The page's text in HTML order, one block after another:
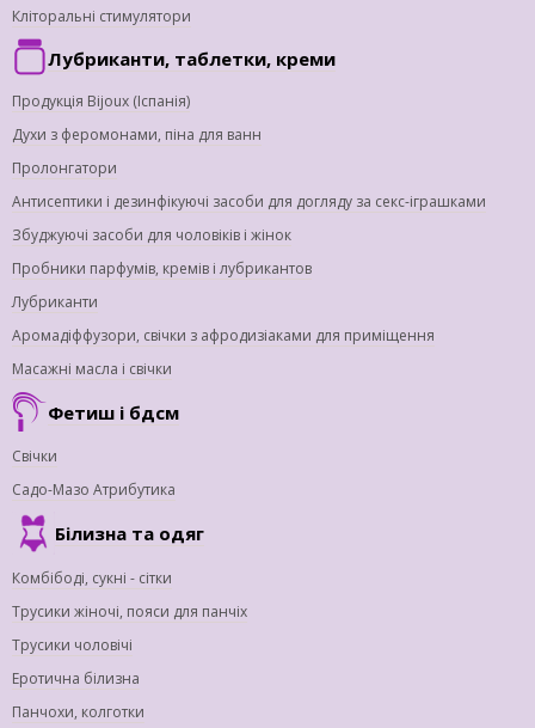
Кліторальні стимулятори
Лубриканти, таблетки, креми
Продукція Bijoux (Іспанія)
Духи з феромонами, піна для ванн
Пролонгатори
Антисептики і дезинфікуючі засоби для догляду за секс-іграшками
Збуджуючі засоби для чоловіків і жінок
Пробники парфумів, кремів і лубрикантов
Лубриканти
Аромадіффузори, свічки з афродизіаками для приміщення
Масажні масла і свічки
Фетиш і бдсм
Свічки
Садо-Мазо Атрибутика
Білизна та одяг
Комбібоді, сукні - сітки
Трусики жіночі, пояси для панчіх
Трусики чоловічі
Еротична білизна
Панчохи, колготки